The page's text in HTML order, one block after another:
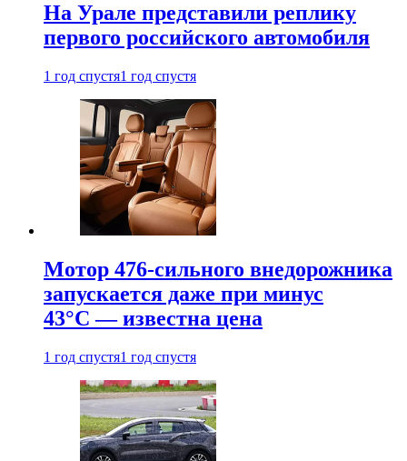
На Урале представили реплику
первого российского автомобиля
1 год спустя1 год спустя
Мотор 476-сильного внедорожника
запускается даже при минус
43°С — известна цена
1 год спустя1 год спустя